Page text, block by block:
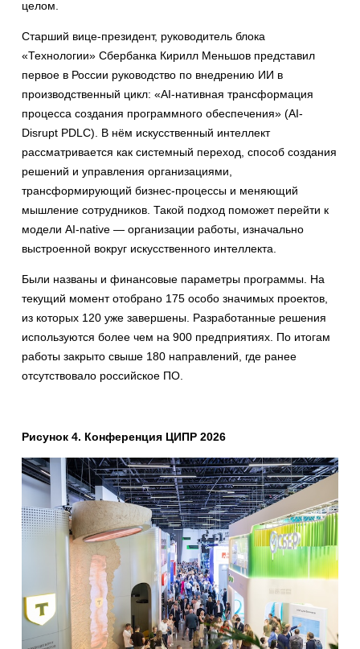
целом.
Старший вице-президент, руководитель блока
«Технологии» Сбербанка Кирилл Меньшов представил
первое в России руководство по внедрению ИИ в
производственный цикл: «AI-нативная трансформация
процесса создания программного обеспечения» (AI-
Disrupt PDLC). В нём искусственный интеллект
рассматривается как системный переход, способ создания
решений и управления организациями,
трансформирующий бизнес-процессы и меняющий
мышление сотрудников. Такой подход поможет перейти к
модели AI-native — организации работы, изначально
выстроенной вокруг искусственного интеллекта.
Были названы и финансовые параметры программы. На
текущий момент отобрано 175 особо значимых проектов,
из которых 120 уже завершены. Разработанные решения
используются более чем на 900 предприятиях. По итогам
работы закрыто свыше 180 направлений, где ранее
отсутствовало российское ПО.
Рисунок 4. Конференция ЦИПР 2026